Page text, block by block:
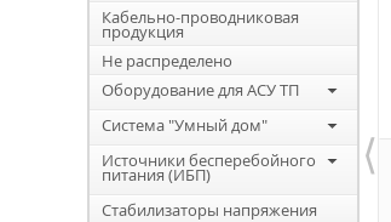
Кабельно-проводниковая
продукция
Не распределено
Оборудование для АСУ ТП
Система "Умный дом"
Источники бесперебойного
питания (ИБП)
Стабилизаторы напряжения
⟨